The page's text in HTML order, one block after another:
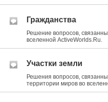
Гражданства
Решение вопросов,
вселенной ActiveWorlds.Ru.
Участки земли
Решения вопросов,
территории миров во